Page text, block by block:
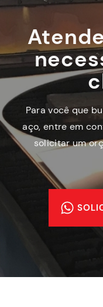
Para você que
aço, entre em
solicitar um